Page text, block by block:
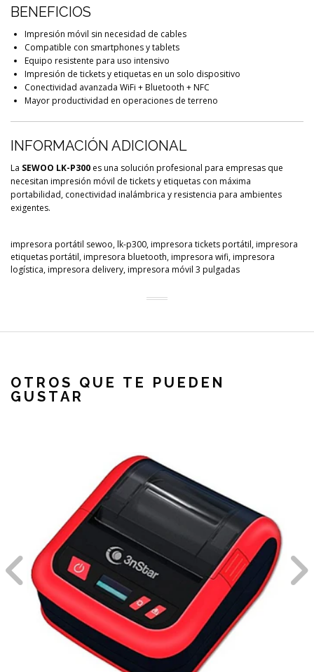
BENEFICIOS
Impresión móvil sin necesidad de cables
Compatible con smartphones y tablets
Equipo resistente para uso intensivo
Impresión de tickets y etiquetas en un solo dispositivo
Conectividad avanzada WiFi + Bluetooth + NFC
Mayor productividad en operaciones de terreno
INFORMACIÓN ADICIONAL
La SEWOO LK-P300 es una solución profesional para empresas que
necesitan impresión móvil de tickets y etiquetas con máxima
portabilidad, conectividad inalámbrica y resistencia para ambientes
exigentes.
impresora portátil sewoo, lk-p300, impresora tickets portátil, impresora
etiquetas portátil, impresora bluetooth, impresora wifi, impresora
logística, impresora delivery, impresora móvil 3 pulgadas
OTROS QUE TE PUEDEN
GUSTAR